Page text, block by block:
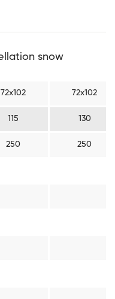
snow
72х102 72х102
115 130
250 250